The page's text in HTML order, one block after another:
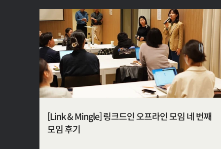
[Link & Mingle] 링크드인 오프라인 모임 네 번째
모임 후기